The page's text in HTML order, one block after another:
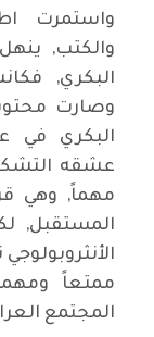
واستمرت
والكتب,
البكري,
وصارت
البكري في
عشقه
مهماً, وهي
المستقبل,
ممتعاً
المجتمع